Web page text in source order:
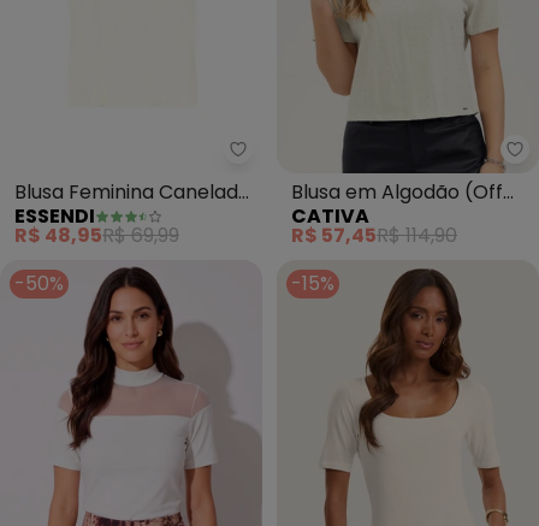
Essendi - Blusa Feminina
Blusa Feminina Canelada
(Bege)
ESSENDI
R$ 48,95R$ 69,99
Blusa em Algodão (Off
White)
CATIVA
R$ 57,45R$ 114,90
-50%
-15%